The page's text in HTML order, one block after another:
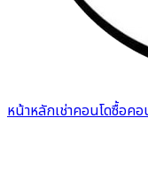
หน้าหลักเช่าคอนโดซื้อคอ